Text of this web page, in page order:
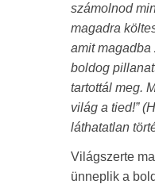
számolnod
magadra
amit magadba
boldog
tartottál meg.
világ a tied!”
láthatatlan
Világszerte
ünneplik a